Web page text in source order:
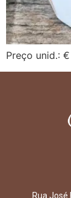
Preço unid.: €
Rua